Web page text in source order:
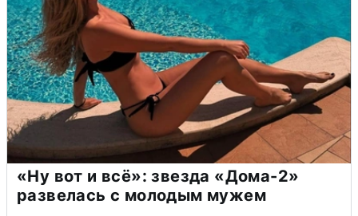
«Ну вот и всё»: звезда «Дома-2»
развелась с молодым мужем